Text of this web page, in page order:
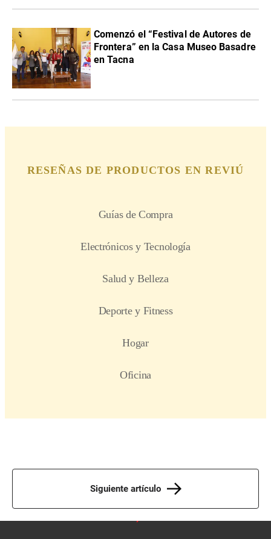
Comenzó el “Festival de Autores de
Frontera” en la Casa Museo Basadre
en Tacna
Siguiente artículo